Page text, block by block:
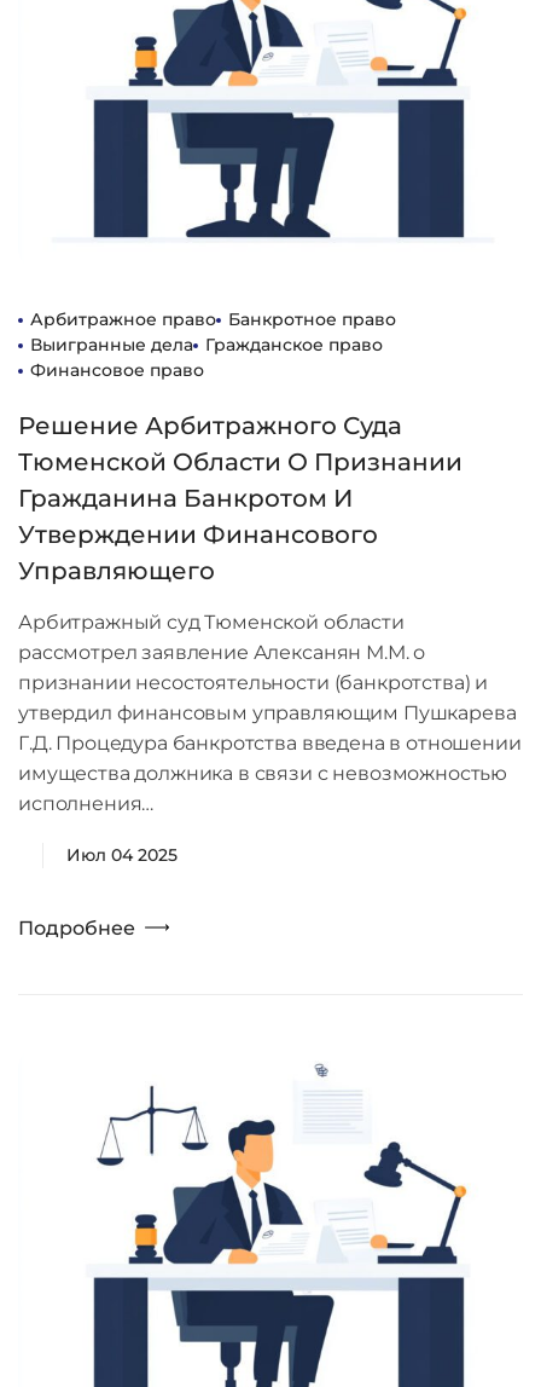
Арбитражное право
Банкротное право
Выигранные дела
Гражданское право
Финансовое право
Решение Арбитражного Суда
Тюменской Области О Признании
Гражданина Банкротом И
Утверждении Финансового
Управляющего
Арбитражный суд Тюменской области
рассмотрел заявление Алексанян М.М. о
признании несостоятельности (банкротства) и
утвердил финансовым управляющим Пушкарева
Г.Д. Процедура банкротства введена в отношении
имущества должника в связи с невозможностью
исполнения…
Июл 04 2025
Подробнее